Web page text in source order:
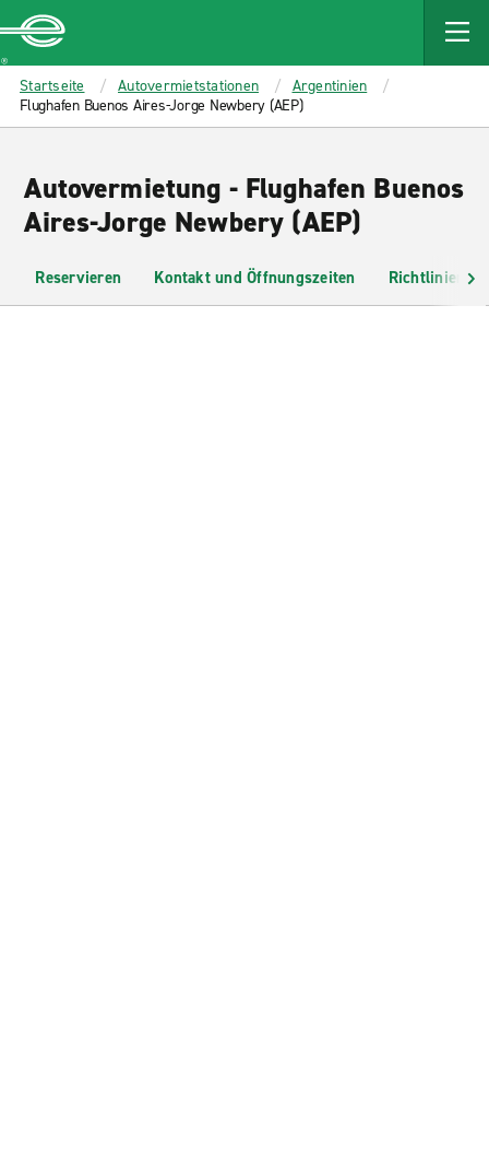
MAIN
CONTENT
Enterprise
Startseite Autovermietstationen
Argentinien
Flughafen Buenos Aires-Jorge Newbery (AEP)
Autovermietung - Flughafen Buenos
Aires-Jorge Newbery (AEP)
Reservieren Kontakt und Öffnungszeiten Richtlinien